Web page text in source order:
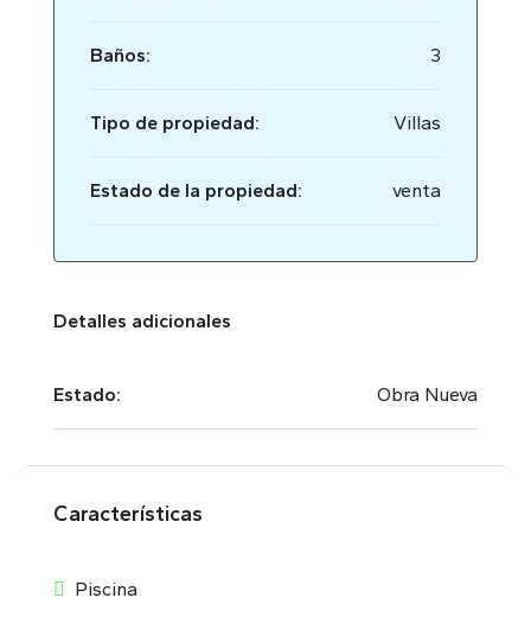
Baños: 3
Tipo de propiedad: Villas
Estado de la propiedad: venta
Detalles adicionales
Estado: Obra Nueva
Características
Piscina